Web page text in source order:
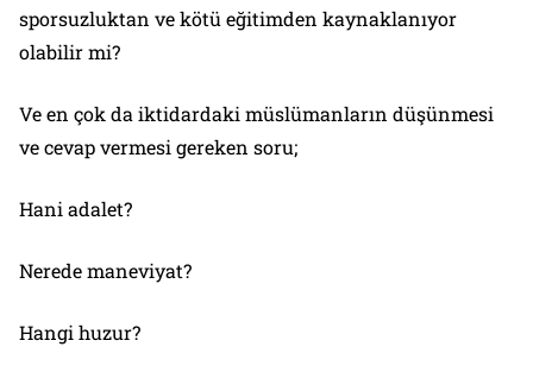
sporsuzluktan ve kötü eğitimden kaynaklanıyor
olabilir mi?
Ve en çok da iktidardaki müslümanların düşünmesi
ve cevap vermesi gereken soru;
Hani adalet?
Nerede maneviyat?
Hangi huzur?